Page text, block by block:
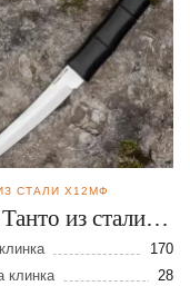
СТАЛИ Х12МФ
из стали
170
клинка
28